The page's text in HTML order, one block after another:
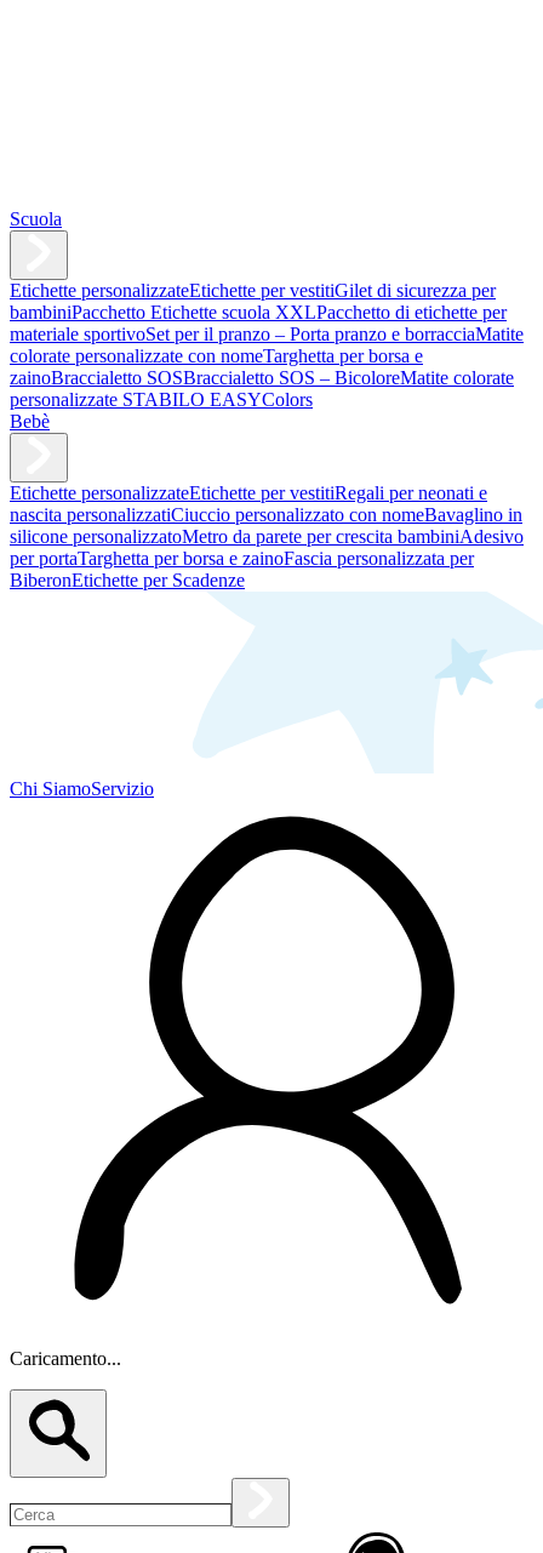
Scuola
Etichette personalizzateEtichette per vestitiGilet di sicurezza per
bambiniPacchetto Etichette scuola XXLPacchetto di etichette per
materiale sportivoSet per il pranzo – Porta pranzo e borracciaMatite
colorate personalizzate con nomeTarghetta per borsa e
zainoBraccialetto SOSBraccialetto SOS – BicoloreMatite colorate
personalizzate STABILO EASYColors
Bebè
Etichette personalizzateEtichette per vestitiRegali per neonati e
nascita personalizzatiCiuccio personalizzato con nomeBavaglino in
silicone personalizzatoMetro da parete per crescita bambiniAdesivo
per portaTarghetta per borsa e zainoFascia personalizzata per
BiberonEtichette per Scadenze
Chi SiamoServizio
Caricamento...